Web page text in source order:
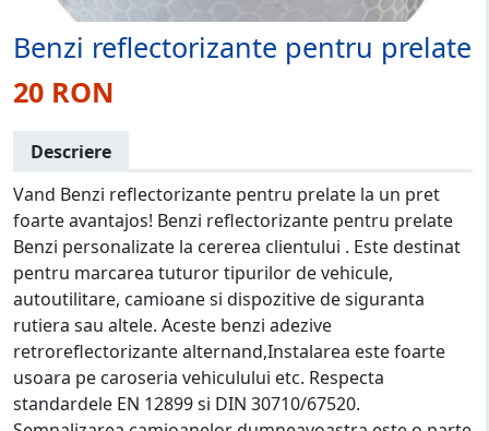
Benzi reflectorizante pentru prelate
20 RON
Descriere
Vand Benzi reflectorizante pentru prelate la un pret
foarte avantajos! Benzi reflectorizante pentru prelate
Benzi personalizate la cererea clientului . Este destinat
pentru marcarea tuturor tipurilor de vehicule,
autoutilitare, camioane si dispozitive de siguranta
rutiera sau altele. Aceste benzi adezive
retroreflectorizante alternand,Instalarea este foarte
usoara pe caroseria vehiculului etc. Respecta
standardele EN 12899 si DIN 30710/67520.